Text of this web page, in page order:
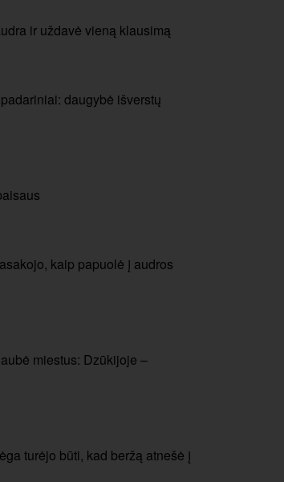
ir uždavė vieną klausimą
daugybė išverstų
kaip papuolė į audros
miestus: Dzūkijoje –
turėjo būti, kad beržą atnešė į